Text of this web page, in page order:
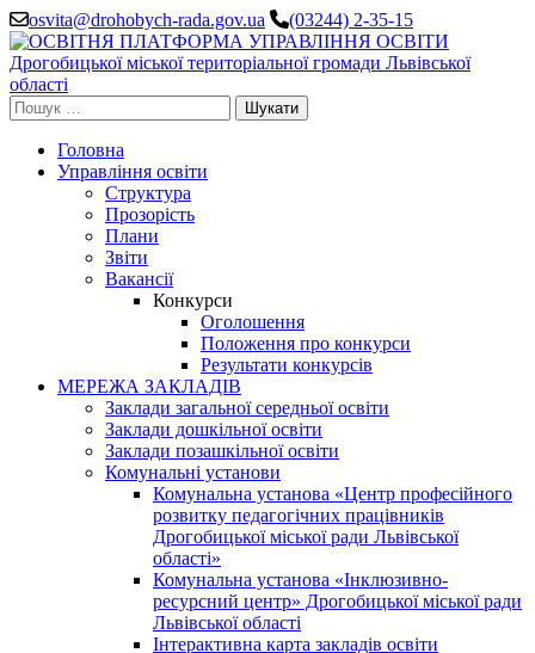
Перейти
до
вмісту
(натисніть
Enter)
osvita@drohobych-rada.gov.ua (03244) 2-35-15
Пошук:
Головна
Управління освіти
Структура
Прозорість
Плани
Звіти
Вакансії
Конкурси
Оголошення
Положення про конкурси
Результати конкурсів
МЕРЕЖА ЗАКЛАДІВ
Заклади загальної середньої освіти
Заклади дошкільної освіти
Заклади позашкільної освіти
Комунальні установи
Комунальна установа «Центр професійного
розвитку педагогічних працівників
Дрогобицької міської ради Львівської
області»
Комунальна установа «Інклюзивно-
ресурсний центр» Дрогобицької міської ради
Львівської області
Інтерактивна карта закладів освіти